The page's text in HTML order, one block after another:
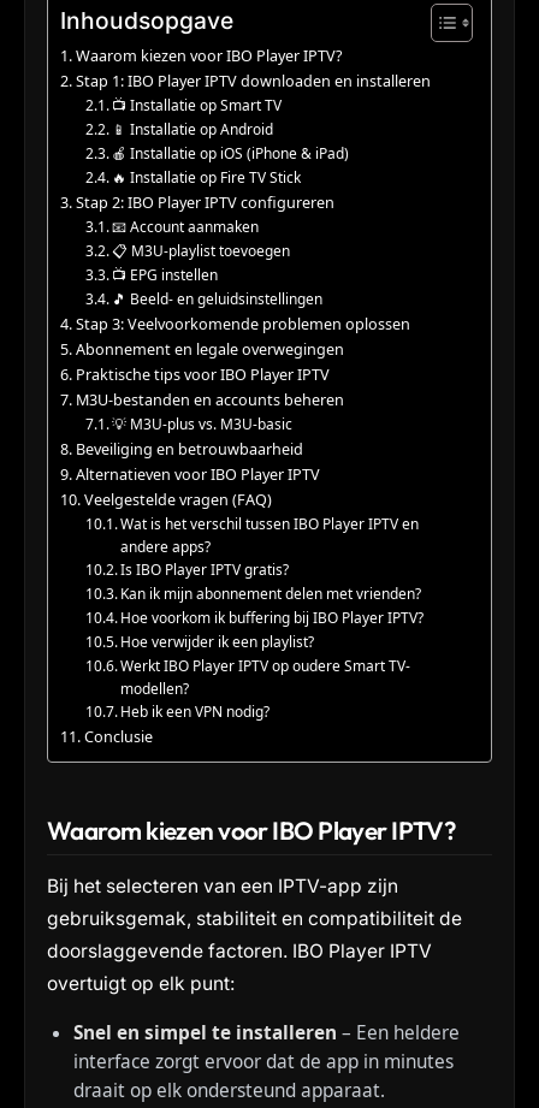
Inhoudsopgave
Waarom kiezen voor IBO Player IPTV?
Stap 1: IBO Player IPTV downloaden en installeren
📺 Installatie op Smart TV
📱 Installatie op Android
🍎 Installatie op iOS (iPhone & iPad)
🔥 Installatie op Fire TV Stick
Stap 2: IBO Player IPTV configureren
📧 Account aanmaken
📋 M3U-playlist toevoegen
📺 EPG instellen
🎵 Beeld- en geluidsinstellingen
Stap 3: Veelvoorkomende problemen oplossen
Abonnement en legale overwegingen
Praktische tips voor IBO Player IPTV
M3U-bestanden en accounts beheren
💡 M3U-plus vs. M3U-basic
Beveiliging en betrouwbaarheid
Alternatieven voor IBO Player IPTV
Veelgestelde vragen (FAQ)
Wat is het verschil tussen IBO Player IPTV en
andere apps?
Is IBO Player IPTV gratis?
Kan ik mijn abonnement delen met vrienden?
Hoe voorkom ik buffering bij IBO Player IPTV?
Hoe verwijder ik een playlist?
Werkt IBO Player IPTV op oudere Smart TV-
modellen?
Heb ik een VPN nodig?
Conclusie
Waarom kiezen voor IBO Player IPTV?
Bij het selecteren van een IPTV-app zijn
gebruiksgemak, stabiliteit en compatibiliteit de
doorslaggevende factoren. IBO Player IPTV
overtuigt op elk punt:
Snel en simpel te installeren – Een heldere
interface zorgt ervoor dat de app in minutes
draait op elk ondersteund apparaat.